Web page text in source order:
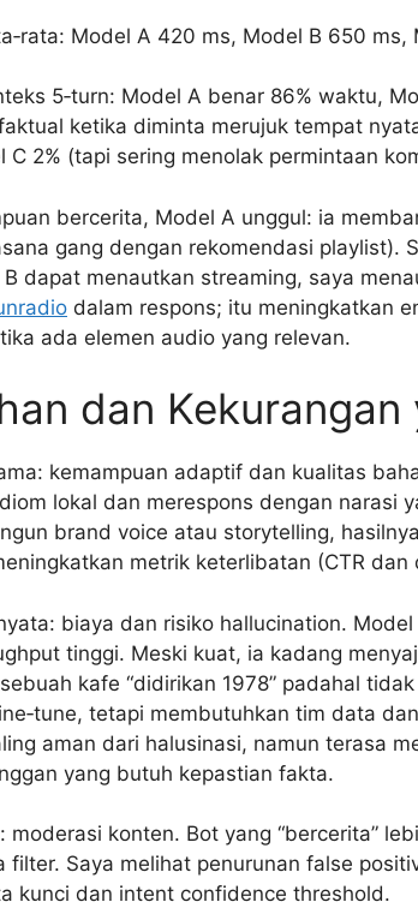
Model A 420 ms, Model B 650 ms,
5‑turn: Model A benar 86% waktu,
ketika diminta merujuk tempat
C 2% (tapi sering menolak permintaan
bercerita, Model A unggul: ia
gang dengan rekomendasi playlist).
dapat menautkan streaming, saya
dalam respons; itu meningkatkan
ada elemen audio yang relevan.
dan Kekurangan
kemampuan adaptif dan kualitas
lokal dan merespons dengan narasi
brand voice atau storytelling,
metrik keterlibatan (CTR dan
biaya dan risiko hallucination.
tinggi. Meski kuat, ia kadang
kafe “didirikan 1978” padahal
tetapi membutuhkan tim data
aman dari halusinasi, namun terasa
yang butuh kepastian fakta.
moderasi konten. Bot yang “bercerita”
filter. Saya melihat penurunan false
kunci dan intent confidence threshold.